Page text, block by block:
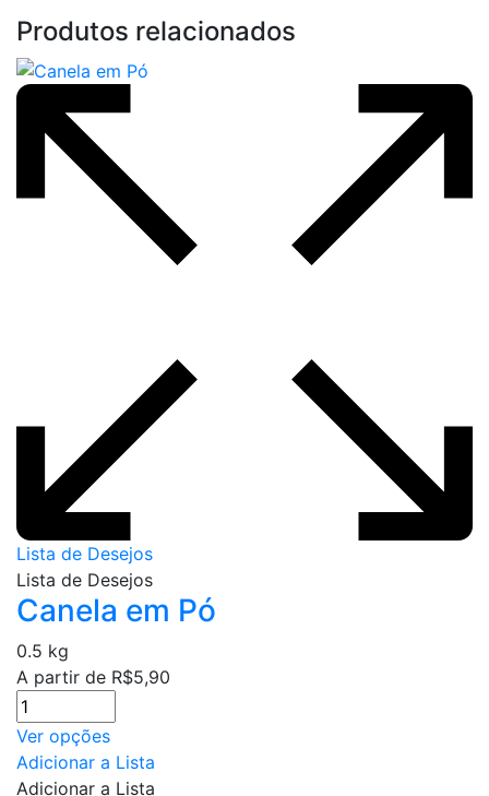
Produtos relacionados
Lista de Desejos
Lista de Desejos
Canela em Pó
0.5 kg
A partir de R$5,90
Ver opçõesEste
produto
tem
Adicionar a Lista
Adicionar a Lista